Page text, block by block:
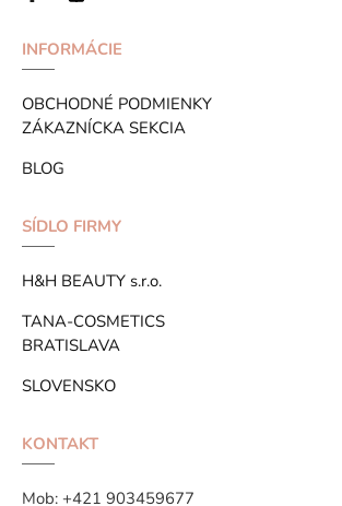
INFORMÁCIE
OBCHODNÉ PODMIENKY
ZÁKAZNÍCKA SEKCIA
BLOG
SÍDLO FIRMY
H&H BEAUTY s.r.o.
TANA-COSMETICS
BRATISLAVA
SLOVENSKO
KONTAKT
Mob: +421 903459677